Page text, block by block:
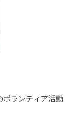
ボランティア活動